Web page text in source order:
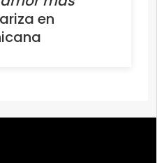
en